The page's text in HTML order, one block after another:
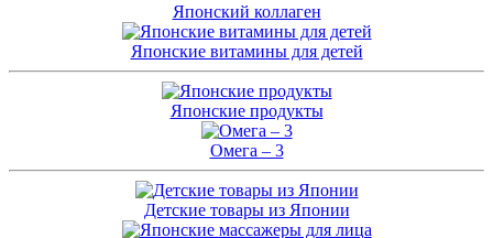
Японский коллаген
Японские витамины для детей
Японские продукты
Омега – 3
Детские товары из Японии